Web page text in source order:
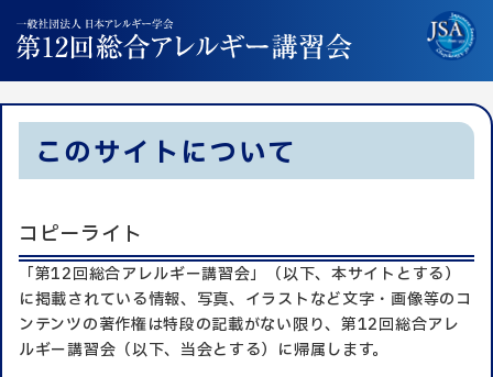
このサイトについて
コピーライト
「第12回総合アレルギー講習会」（以下、本サイトとする）
に掲載されている情報、写真、イラストなど文字・画像等のコ
ンテンツの著作権は特段の記載がない限り、第12回総合アレ
ルギー講習会（以下、当会とする）に帰属します。